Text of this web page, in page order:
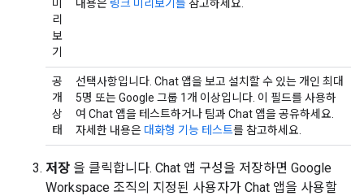
미
리
보
기
내용은 링크 미리보기를 참고하세요.
공
개
상
태
선택사항입니다. Chat 앱을 보고 설치할 수 있는 개인 최대
5명 또는 Google 그룹 1개 이상입니다. 이 필드를 사용하
여 Chat 앱을 테스트하거나 팀과 Chat 앱을 공유하세요.
자세한 내용은 대화형 기능 테스트를 참고하세요.
저장 을 클릭합니다. Chat 앱 구성을 저장하면 Google
Workspace 조직의 지정된 사용자가 Chat 앱을 사용할